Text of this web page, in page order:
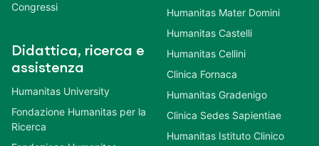
Congressi
Didattica, ricerca e
assistenza
Humanitas University
Fondazione Humanitas per la
Ricerca
Humanitas Mater Domini
Humanitas Castelli
Humanitas Cellini
Clinica Fornaca
Humanitas Gradenigo
Clinica Sedes Sapientiae
Humanitas Istituto Clinico